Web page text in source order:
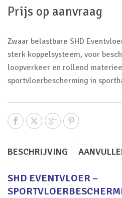
Prijs op aanvraag
Zwaar belastbare SHD
sterk koppelsysteem, voor
loopverkeer en rollend
sportvloerbescherming in
BESCHRIJVING
SHD EVENTVLOER –